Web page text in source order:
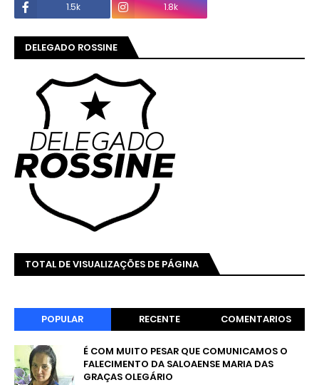
1.5k 1.8k
DELEGADO ROSSINE
TOTAL DE VISUALIZAÇÕES DE PÁGINA
POPULAR RECENTE COMENTARIOS
É COM MUITO PESAR QUE COMUNICAMOS O
FALECIMENTO DA SALOAENSE MARIA DAS
GRAÇAS OLEGÁRIO